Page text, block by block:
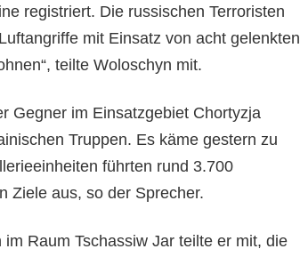
registriert. Die russischen Terroristen
mit Einsatz von acht gelenkten
teilte Woloschyn mit.
Gegner im Einsatzgebiet Chortyzja
Truppen. Es käme gestern zu
führten rund 3.700
Ziele aus, so der Sprecher.
Raum Tschassiw Jar teilte er mit, die